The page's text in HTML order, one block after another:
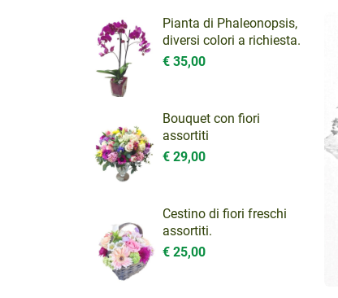
Pianta di Phaleonopsis,
diversi colori a richiesta.
€ 35,00
Bouquet con fiori
assortiti
€ 29,00
Cestino di fiori freschi
assortiti.
€ 25,00